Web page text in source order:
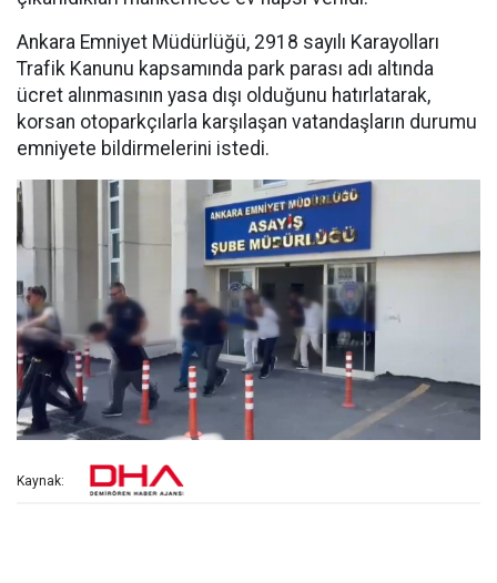
Ankara Emniyet Müdürlüğü, 2918 sayılı Karayolları
Trafik Kanunu kapsamında park parası adı altında
ücret alınmasının yasa dışı olduğunu hatırlatarak,
korsan otoparkçılarla karşılaşan vatandaşların durumu
emniyete bildirmelerini istedi.
Kaynak: